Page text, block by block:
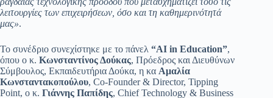
λειτουργίες των επιχειρήσεων, όσο και τη καθημερινότητά
μας».
Το συνέδριο συνεχίστηκε με το πάνελ “AI in Education”,
όπου ο κ. Κωνσταντίνος Δούκας, Πρόεδρος και Διευθύνων
Σύμβουλος, Εκπαιδευτήρια Δούκα, η κα Αμαλία
Κωνσταντακοπούλου, Co-Founder & Director, Tipping
Point, ο κ. Γιάννης Παπίδης, Chief Technology & Business